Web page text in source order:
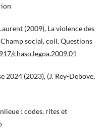
(2009), La violence des
social, coll. Questions
chaso.legoa.2009.01
2024 (2023), (J. Rey-Debove,
: codes, rites et